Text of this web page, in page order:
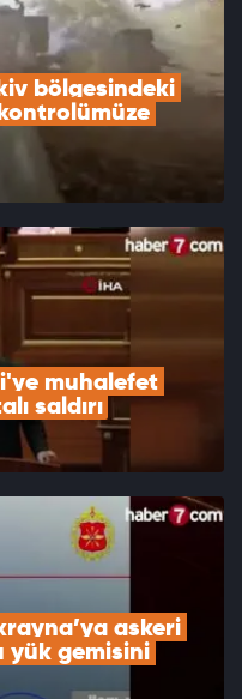
bölgesindeki
muhalefet
saldırı
askeri
yük gemisini